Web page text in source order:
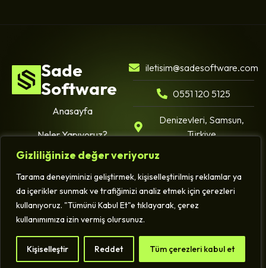
Gizliliğinize değer veriyoruz
Tarama deneyiminizi geliştirmek, kişiselleştirilmiş reklamlar ya
da içerikler sunmak ve trafiğimizi analiz etmek için çerezleri
kullanıyoruz. "Tümünü Kabul Et"e tıklayarak, çerez
kullanımımıza izin vermiş olursunuz.
Kişiselleştir Reddet Tüm çerezleri kabul et
Sade
Software
Anasayfa
Neler Yapıyoruz?
Portfolyo
Blog
İletişim
iletisim@sadesoftware.com
0551 120 5125
Denizevleri, Samsun,
Türkiye
Gizlilik Politikası.
Hüküm ve Koşullar.
2025 ©
Sade Software - Tüm hakları saklıdır.